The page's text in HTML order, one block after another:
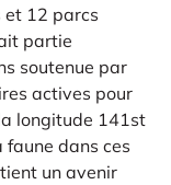
et 12 parcs
partie
soutenue par
actives pour
longitude 141st
dans ces
un avenir